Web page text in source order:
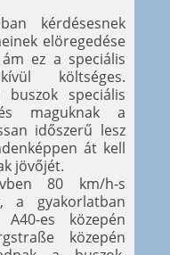
kérdésesnek
elöregedése
ez a speciális
költséges.
speciális
maguknak a
időszerű lesz
át kell
jövőjét.
80 km/h-s
a gyakorlatban
es közepén
közepén